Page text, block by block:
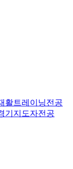
활트레이닝전공
기지도자전공